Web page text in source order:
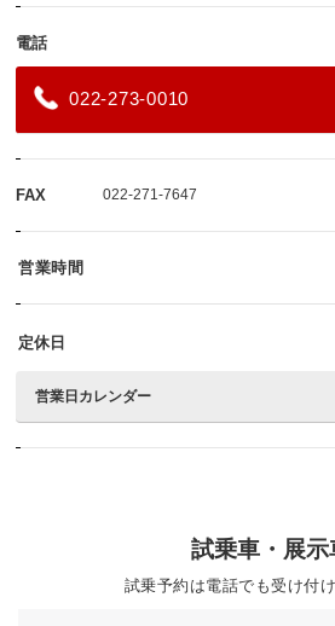
電話
022-273-0010
FAX 022-271-7647
営業時間
定休日
営業日カレンダー
試乗車・展示
試乗予約は電話でも受け付け